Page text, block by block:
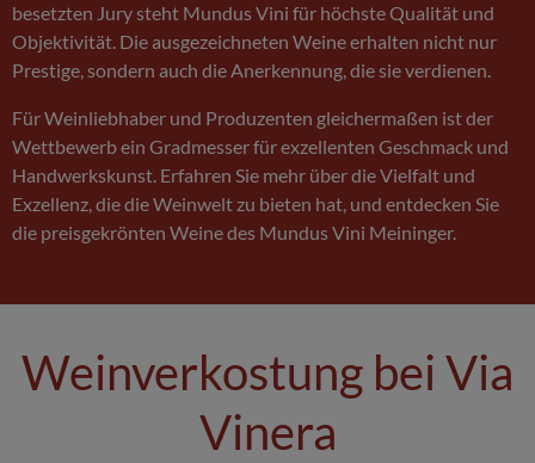
besetzten Jury steht Mundus Vini für höchste Qualität und
Objektivität. Die ausgezeichneten Weine erhalten nicht nur
Prestige, sondern auch die Anerkennung, die sie verdienen.
Für Weinliebhaber und Produzenten gleichermaßen ist der
Wettbewerb ein Gradmesser für exzellenten Geschmack und
Handwerkskunst. Erfahren Sie mehr über die Vielfalt und
Exzellenz, die die Weinwelt zu bieten hat, und entdecken Sie
die preisgekrönten Weine des Mundus Vini Meininger.
Weinverkostung bei Via
Vinera